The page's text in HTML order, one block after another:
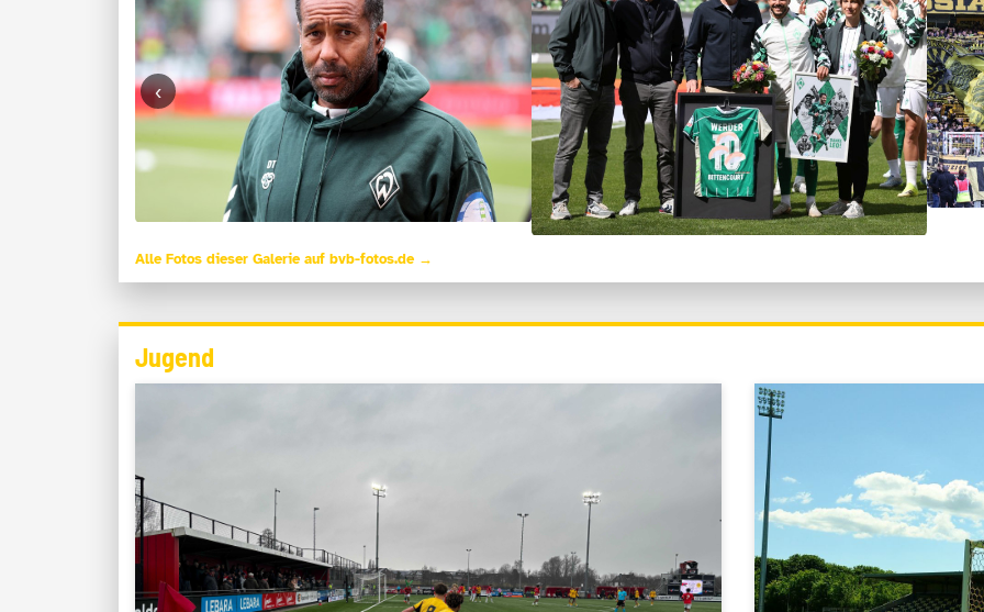
‹
Alle Fotos dieser Galerie auf bvb-fotos.de →
Jugend